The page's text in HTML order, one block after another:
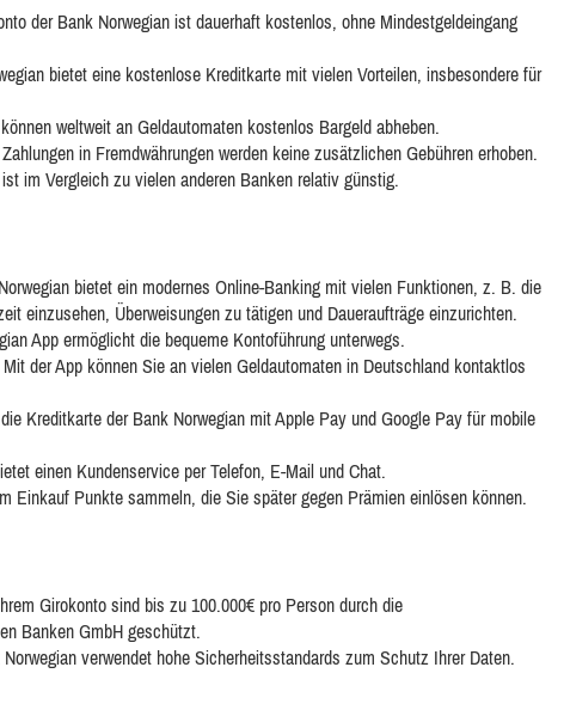
der Bank Norwegian ist dauerhaft kostenlos, ohne Mindestgeldeingang
bietet eine kostenlose Kreditkarte mit vielen Vorteilen, insbesondere für
weltweit an Geldautomaten kostenlos Bargeld abheben.
in Fremdwährungen werden keine zusätzlichen Gebühren erhoben.
im Vergleich zu vielen anderen Banken relativ günstig.
bietet ein modernes Online-Banking mit vielen Funktionen, z. B. die
einzusehen, Überweisungen zu tätigen und Daueraufträge einzurichten.
App ermöglicht die bequeme Kontoführung unterwegs.
Mit der App können Sie an vielen Geldautomaten in Deutschland kontaktlos
Kreditkarte der Bank Norwegian mit Apple Pay und Google Pay für mobile
einen Kundenservice per Telefon, E-Mail und Chat.
Einkauf Punkte sammeln, die Sie später gegen Prämien einlösen können.
Girokonto sind bis zu 100.000€ pro Person durch die
Banken GmbH geschützt.
Norwegian verwendet hohe Sicherheitsstandards zum Schutz Ihrer Daten.